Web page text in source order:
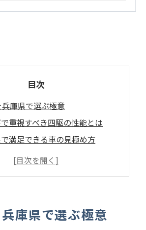
目次
庫県で選ぶ極意
重視すべき四駆の性能とは
満足できる車の見極め方
の特徴と車選びのコツを解説
駆車を最大限に楽しむ方法
する兵庫県の四駆スポット紹介
庫県で選ぶ極意